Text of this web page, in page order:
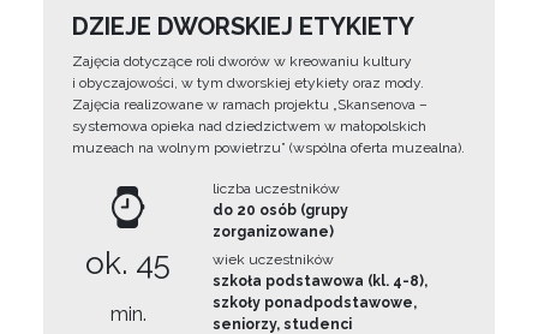
DZIEJE DWORSKIEJ ETYKIETY
Zajęcia dotyczące roli dworów w kreowaniu kultury
i obyczajowości, w tym dworskiej etykiety oraz mody.
Zajęcia realizowane w ramach projektu „Skansenova –
systemowa opieka nad dziedzictwem w małopolskich
muzeach na wolnym powietrzu” (wspólna oferta muzealna).
ok. 45
min.
liczba uczestników
do 20 osób (grupy
zorganizowane)
wiek uczestników
szkoła podstawowa (kl. 4-8),
szkoły ponadpodstawowe,
seniorzy, studenci